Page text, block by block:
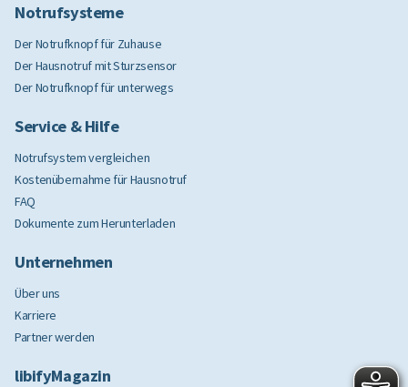
Notrufsysteme
Der Notrufknopf für Zuhause
Der Hausnotruf mit Sturzsensor
Der Notrufknopf für unterwegs
Service & Hilfe
Notrufsystem vergleichen
Kostenübernahme für Hausnotruf
FAQ
Dokumente zum Herunterladen
Unternehmen
Über uns
Karriere
Partner werden
libifyMagazin